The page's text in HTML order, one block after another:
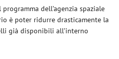
dell’agenzia spaziale
è poter ridurre drasticamente la
già disponibili all’interno